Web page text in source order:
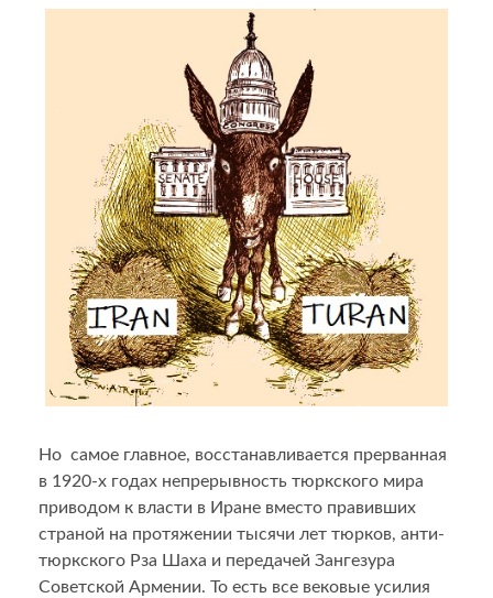
Но самое главное, восстанавливается прерванная
в 1920-х годах непрерывность тюркского мира
приводом к власти в Иране вместо правивших
страной на протяжении тысячи лет тюрков, анти-
тюркского Рза Шаха и передачей Зангезура
Советской Армении. То есть все вековые усилия